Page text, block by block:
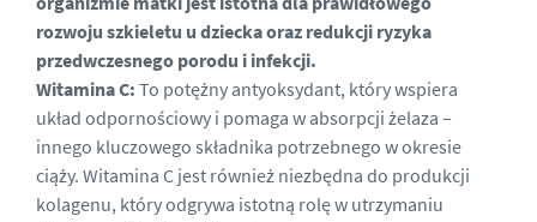
rozwoju szkieletu u dziecka oraz redukcji ryzyka
przedwczesnego porodu i infekcji.
Witamina C: To potężny antyoksydant, który wspiera
układ odpornościowy i pomaga w absorpcji żelaza –
innego kluczowego składnika potrzebnego w okresie
ciąży. Witamina C jest również niezbędna do produkcji
kolagenu, który odgrywa istotną rolę w utrzymaniu